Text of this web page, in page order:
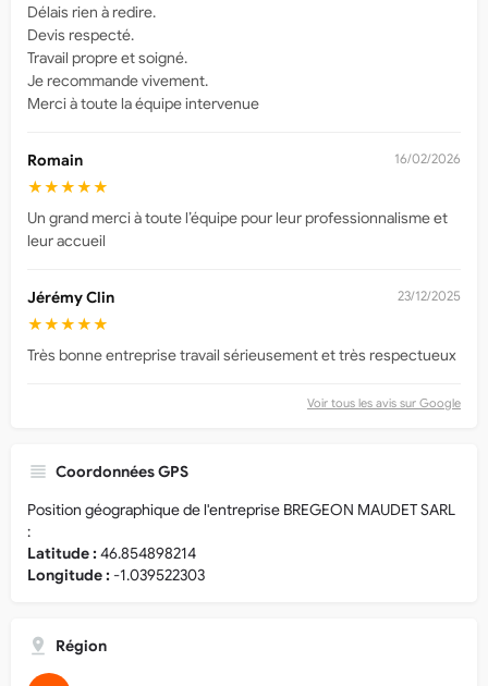
Délais rien à redire.
Devis respecté.
Travail propre et soigné.
Je recommande vivement.
Merci à toute la équipe intervenue
Romain 16/02/2026
★★★★★
Un grand merci à toute l’équipe pour leur professionnalisme et
leur accueil
Jérémy Clin 23/12/2025
★★★★★
Très bonne entreprise travail sérieusement et très respectueux
Voir tous les avis sur Google
Coordonnées GPS
Position géographique de l'entreprise BREGEON MAUDET SARL
:
Latitude :46.854898214
Longitude :-1.039522303
Région